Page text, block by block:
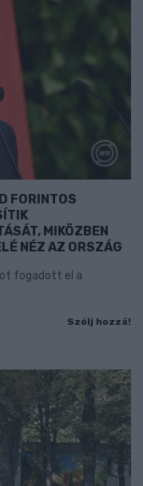
FORINTOS
MIKÖZBEN
NÉZ AZ ORSZÁG
fogadott el a
Szólj hozzá!